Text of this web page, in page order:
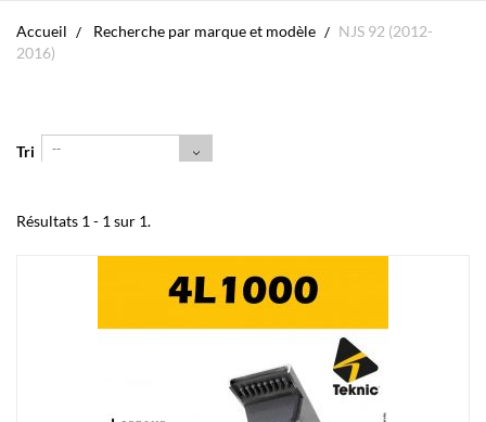
Accueil Recherche par marque et modèle
NJS 92 (2012-
2016)
Tri --
Résultats 1 - 1 sur 1.